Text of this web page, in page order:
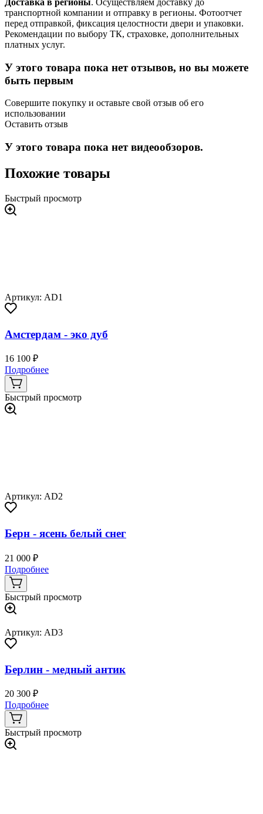
Доставка в регионы. Осуществляем доставку до
транспортной компании и отправку в регионы. Фотоотчет
перед отправкой, фиксация целостности двери и упаковки.
Рекомендации по выбору ТК, страховке, дополнительных
платных услуг.
У этого товара пока нет отзывов, но вы можете
быть первым
Совершите покупку и оставьте свой отзыв об его
использовании
Оставить отзыв
У этого товара пока нет видеообзоров.
Похожие товары
Быстрый просмотр
Артикул: AD1
Амстердам - эко дуб
16 100 ₽
Подробнее
Быстрый просмотр
Артикул: AD2
Берн - ясень белый снег
21 000 ₽
Подробнее
Быстрый просмотр
Артикул: AD3
Берлин - медный антик
20 300 ₽
Подробнее
Быстрый просмотр